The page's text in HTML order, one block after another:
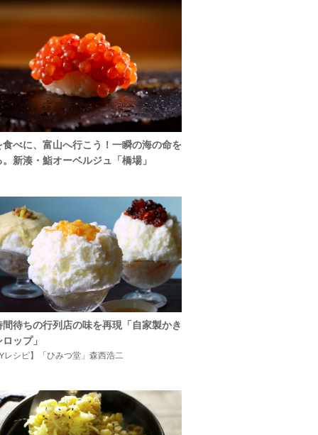
食べに、富山へ行こう！一瞬の海の命を
。新湊・鮨オーベルジュ「橋場」
間待ちの行列店の味を再現「自家製かき
ップ」
レシピ】「ひみつ堂」森西浩二